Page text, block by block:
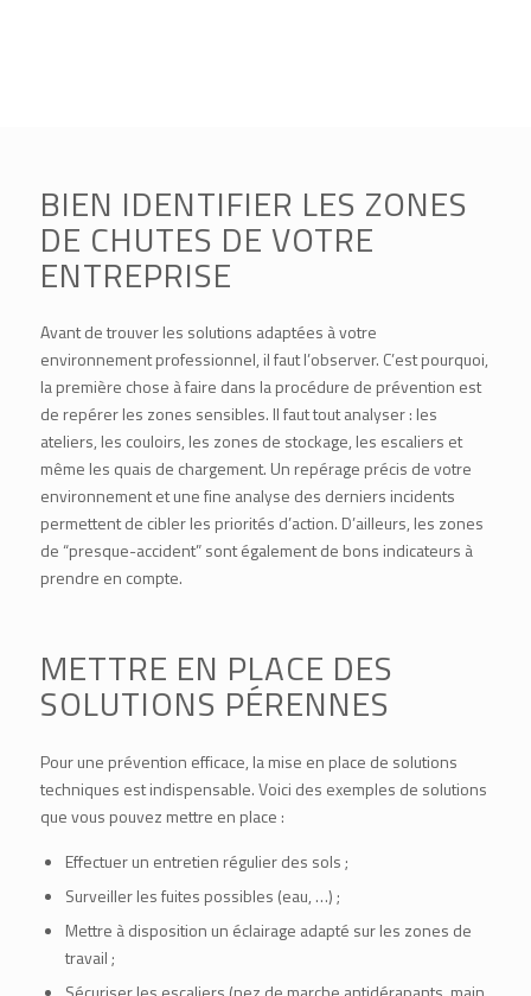
BIEN IDENTIFIER LES ZONES
DE CHUTES DE VOTRE
ENTREPRISE
Avant de trouver les solutions adaptées à votre
environnement professionnel, il faut l’observer. C’est pourquoi,
la première chose à faire dans la procédure de prévention est
de repérer les zones sensibles. Il faut tout analyser : les
ateliers, les couloirs, les zones de stockage, les escaliers et
même les quais de chargement. Un repérage précis de votre
environnement et une fine analyse des derniers incidents
permettent de cibler les priorités d’action. D’ailleurs, les zones
de “presque-accident” sont également de bons indicateurs à
prendre en compte.
METTRE EN PLACE DES
SOLUTIONS PÉRENNES
Pour une prévention efficace, la mise en place de solutions
techniques est indispensable. Voici des exemples de solutions
que vous pouvez mettre en place :
Effectuer un entretien régulier des sols ;
Surveiller les fuites possibles (eau, …) ;
Mettre à disposition un éclairage adapté sur les zones de
travail ;